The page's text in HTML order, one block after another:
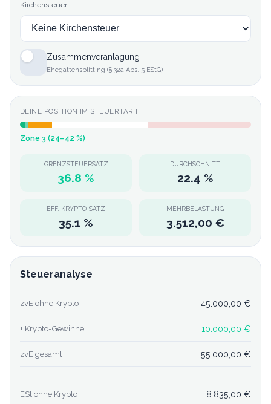
Kirchensteuer
Zusammenveranlagung
Ehegattensplitting (§ 32a Abs. 5 EStG)
DEINE POSITION IM STEUERTARIF
Zone 3 (24–42 %)
GRENZSTEUERSATZ
36.8 %
DURCHSCHNITT
22.4 %
EFF. KRYPTO-SATZ
35.1 %
MEHRBELASTUNG
3.512,00 €
Steueranalyse
zvE ohne Krypto 45.000,00 €
+ Krypto-Gewinne 10.000,00 €
zvE gesamt 55.000,00 €
ESt ohne Krypto 8.835,00 €